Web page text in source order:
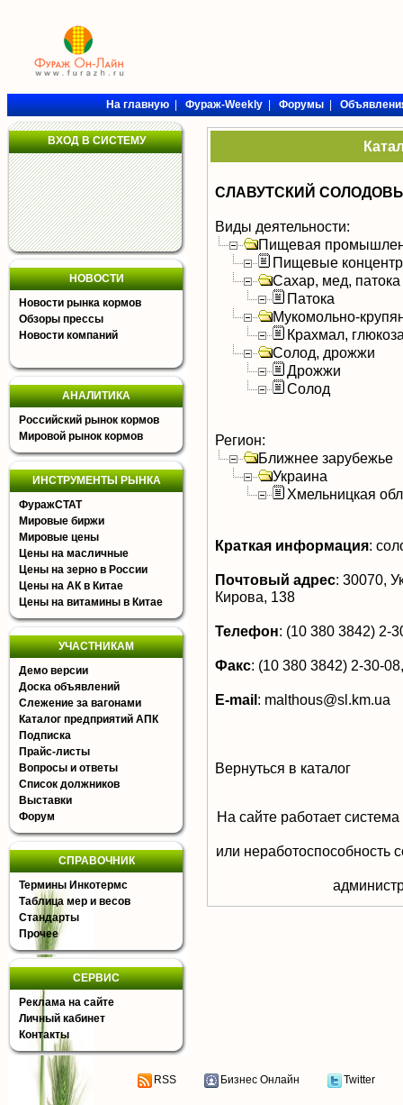
На главную|Фураж-Weekly|Форумы|
ВХОД В СИСТЕМУ
НОВОСТИ
Новости рынка кормов
Обзоры прессы
Новости компаний
АНАЛИТИКА
Российский рынок кормов
Мировой рынок кормов
ИНСТРУМЕНТЫ РЫНКА
ФуражСТАТ
Мировые биржи
Мировые цены
Цены на масличные
Цены на зерно в России
Цены на АК в Китае
Цены на витамины в Китае
УЧАСТНИКАМ
Демо версии
Доска объявлений
Слежение за вагонами
Каталог предприятий АПК
Подписка
Прайс-листы
Вопросы и ответы
Список должников
Выставки
Форум
СПРАВОЧНИК
Термины Инкотермс
Таблица мер и весов
Стандарты
Прочее
СЕРВИС
Реклама на сайте
Личный кабинет
Контакты
СЛАВУТСКИЙ
Виды деятельности:
Пищевая
Пищевые
Сахар, мед, патока
Патока
Мукомольно-
Крахмал,
Солод, дрожжи
Дрожжи
Солод
Регион:
Ближнее зарубежье
Украина
Хмельницкая
Краткая информация:
Почтовый адрес: 30070,
Кирова, 138
Телефон: (10 380 3842) 2-
Факс: (10 380 3842) 2-30-
E-mail: malthous@sl.km.ua
Вернуться в каталог
На сайте работает
или неработоспособность
RSS Бизнес Онлайн Twitter